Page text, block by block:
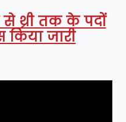
थ्री तक के पदों
जारी